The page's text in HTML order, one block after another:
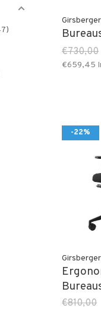
Girsberger
€730,00
€659,45
-22%
Girsberger
€810,00